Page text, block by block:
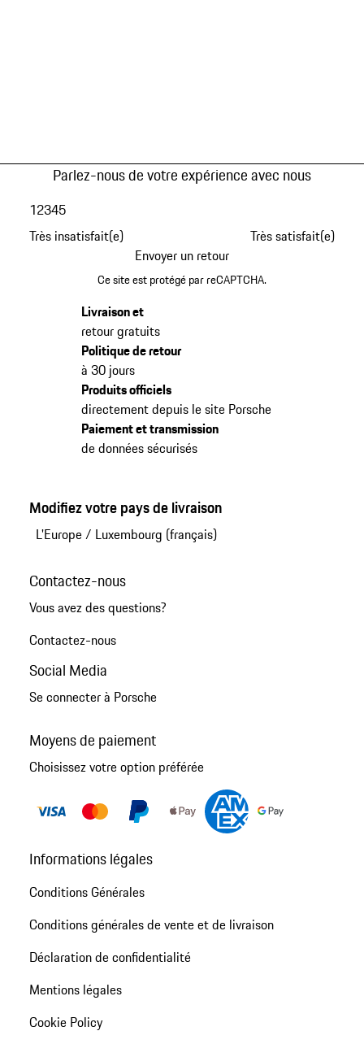
Parlez-nous de votre expérience avec nous
Très insatisfait(e)
12345
Très satisfait(e)
Envoyer un retour
Ce site est protégé par reCAPTCHA.
Livraison et
retour gratuits
Politique de retour
à 30 jours
Produits officiels
directement depuis le site Porsche
Paiement et transmission
de données sécurisés
Modifiez votre pays de livraison
L'Europe/ Luxembourg (français)
Contactez-nous
Vous avez des questions?
Contactez-nous
Social Media
Se connecter à Porsche
Moyens de paiement
Choisissez votre option préférée
Informations légales
Conditions Générales
Conditions générales de vente et de livraison
Déclaration de confidentialité
Mentions légales
Cookie Policy